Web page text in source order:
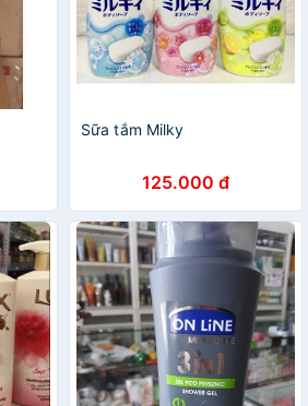
Sữa tắm Milky
125.000 đ